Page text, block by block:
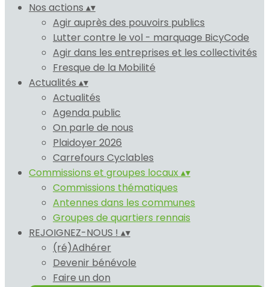
Nos actions ▴▾
Agir auprès des pouvoirs publics
Lutter contre le vol - marquage BicyCode
Agir dans les entreprises et les collectivités
Fresque de la Mobilité
Actualités ▴▾
Actualités
Agenda public
On parle de nous
Plaidoyer 2026
Carrefours Cyclables
Commissions et groupes locaux▴▾
Commissions thématiques
Antennes dans les communes
Groupes de quartiers rennais
REJOIGNEZ-NOUS ! ▴▾
(ré)Adhérer
Devenir bénévole
Faire un don